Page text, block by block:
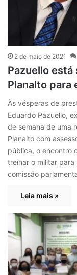
2 de maio de 2021
Pazuello
Planalto para
Às vésperas de
Eduardo Pazuello,
de semana de uma
Planalto com
pública, o encontro
treinar o militar
comissão
Leia mais »